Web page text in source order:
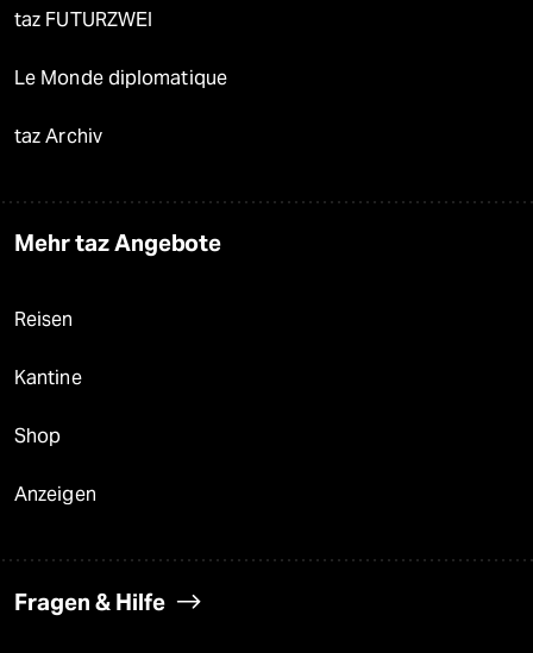
taz FUTURZWEI
Le Monde diplomatique
taz Archiv
Mehr taz Angebote
Reisen
Kantine
Shop
Anzeigen
Fragen & Hilfe